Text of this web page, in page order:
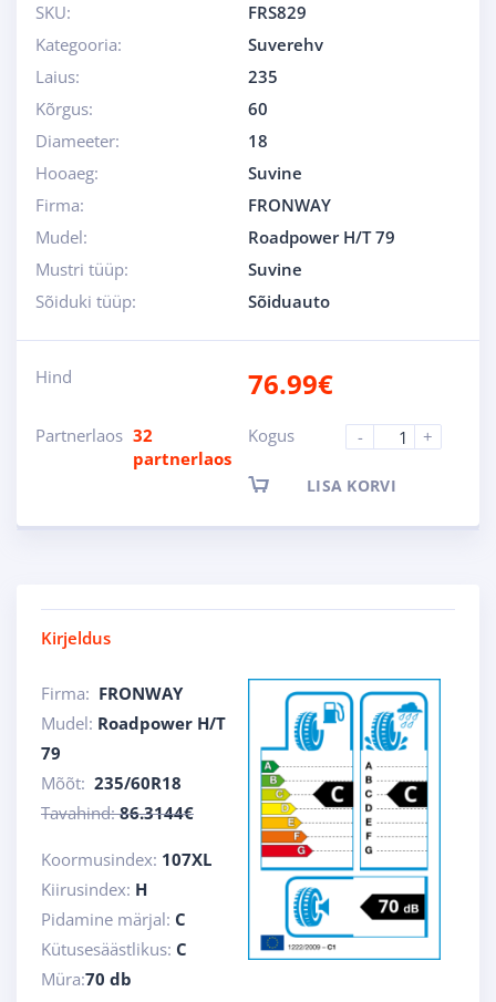
SKU:
FRS829
Kategooria:
Suverehv
Laius:
235
Kõrgus:
60
Diameeter:
18
Hooaeg:
Suvine
Firma:
FRONWAY
Mudel:
Roadpower H/T 79
Mustri tüüp:
Suvine
Sõiduki tüüp:
Sõiduauto
Hind 76.99€
Partnerlaos 32
partnerlaos
Kogus - +
LISA KORVI
Kirjeldus
Firma: FRONWAY
Mudel: Roadpower H/T
79
Mõõt: 235/60R18
Tavahind:86.3144€
Koormusindex: 107XL
Kiirusindex: H
Pidamine märjal: C
Kütusesäästlikus: C
Müra:70 db